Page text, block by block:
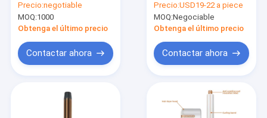
de peso ligero 2 en 1
Precio:negotiable
MOQ:1000
Obtenga el último precio
Contactar ahora
hierro de rizado
inalámbrico con
revestimiento
Precio:USD19-22 a piece
MOQ:Negociable
Obtenga el último precio
Contactar ahora